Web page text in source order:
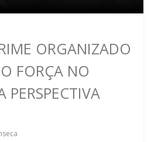
ORGANIZADO
FORÇA NO
PERSPECTIVA